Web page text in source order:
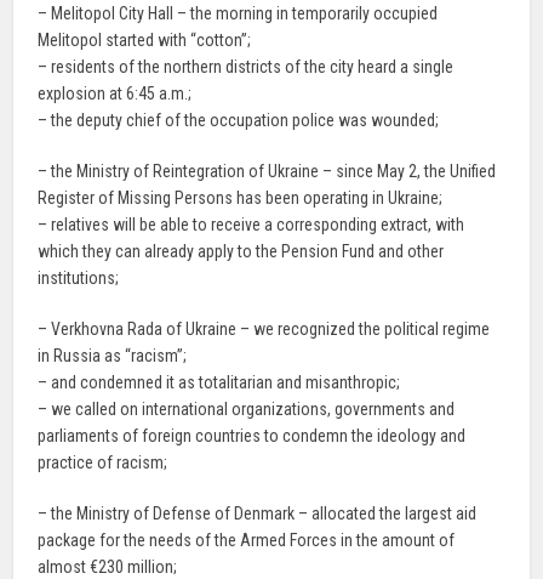
– Melitopol City Hall – the morning in temporarily occupied
Melitopol started with “cotton”;
– residents of the northern districts of the city heard a single
explosion at 6:45 a.m.;
– the deputy chief of the occupation police was wounded;
– the Ministry of Reintegration of Ukraine – since May 2, the Unified
Register of Missing Persons has been operating in Ukraine;
– relatives will be able to receive a corresponding extract, with
which they can already apply to the Pension Fund and other
institutions;
– Verkhovna Rada of Ukraine – we recognized the political regime
in Russia as “racism”;
– and condemned it as totalitarian and misanthropic;
– we called on international organizations, governments and
parliaments of foreign countries to condemn the ideology and
practice of racism;
– the Ministry of Defense of Denmark – allocated the largest aid
package for the needs of the Armed Forces in the amount of
almost €230 million;